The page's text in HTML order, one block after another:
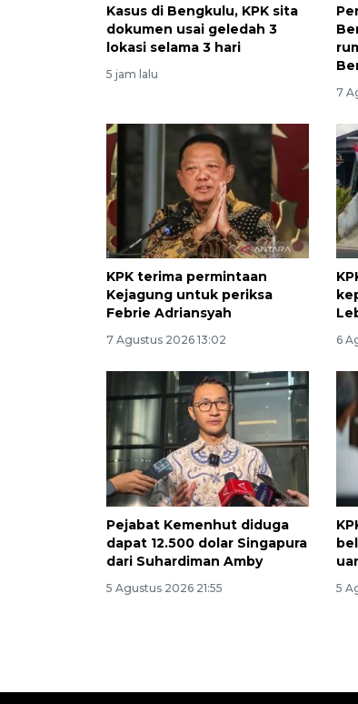
Kasus di Bengkulu, KPK sita
dokumen usai geledah 3
lokasi selama 3 hari
5 jam lalu
7
KPK terima permintaan
Kejagung untuk periksa
Febrie Adriansyah
7 Agustus 2026 13:02 6
Pejabat Kemenhut diduga
dapat 12.500 dolar Singapura
dari Suhardiman Amby
5 Agustus 2026 21:55 5